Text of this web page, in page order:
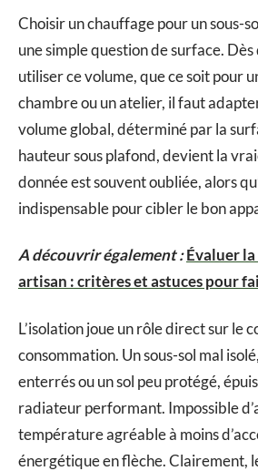
Choisir un chauffage pour un sous-
une simple question de surface. Dès
utiliser ce volume, que ce soit pour
chambre ou un atelier, il faut
volume global, déterminé par la
hauteur sous plafond, devient la
donnée est souvent oubliée, alors
indispensable pour cibler le bon
A découvrir également :Évaluer
artisan : critères et astuces pour
L’isolation joue un rôle direct sur le
consommation. Un sous-sol mal
enterrés ou un sol peu protégé,
radiateur performant. Impossible
température agréable à moins
énergétique en flèche. Clairement,